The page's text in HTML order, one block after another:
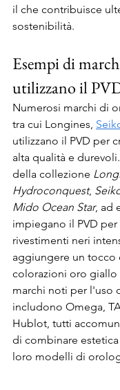
il che contribuisce
sostenibilità.
Esempi di
utilizzano il
Numerosi marchi di
tra cui Longines,
utilizzano il PVD per
alta qualità e
della collezione
Hydroconquest,
Mido Ocean Star, ad
impiegano il PVD
rivestimenti neri
aggiungere un tocco
colorazioni oro giallo
marchi noti per l'uso
includono Omega,
Hublot, tutti
di combinare
loro modelli di